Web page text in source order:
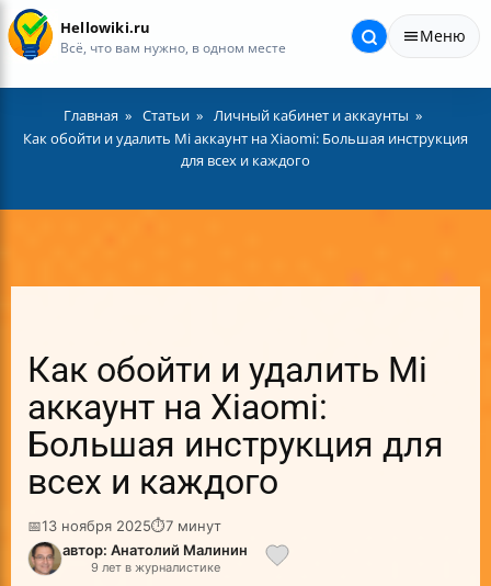
Hellowiki.ru
Всё, что вам нужно, в одном месте
Меню
Главная Статьи
Личный кабинет и аккаунты
Как обойти и удалить Mi аккаунт на Xiaomi: Большая инструкция
для всех и каждого
Как обойти и удалить Mi
аккаунт на Xiaomi:
Большая инструкция для
всех и каждого
📅13 ноября 2025⏱7 минут
автор: Анатолий Малинин
9 лет в журналистике